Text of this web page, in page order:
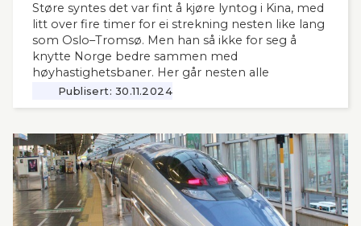
Støre syntes det var fint å kjøre lyntog i Kina, med
litt over fire timer for ei strekning nesten like lang
som Oslo–Tromsø. Men han så ikke for seg å
knytte Norge bedre sammen med
høyhastighetsbaner. Her går nesten alle
jernbanemidlene til det sentrale Østlandet.
Markedet, mulighetene og behovene for raske,
vanskelig for å se. Slik innleder lederne og
sekretær i Lyntogforum Vestlandsbanen
kronikken sin i Stavanger Aftenblad 26.11.2024.
Publisert: 30.11.2024